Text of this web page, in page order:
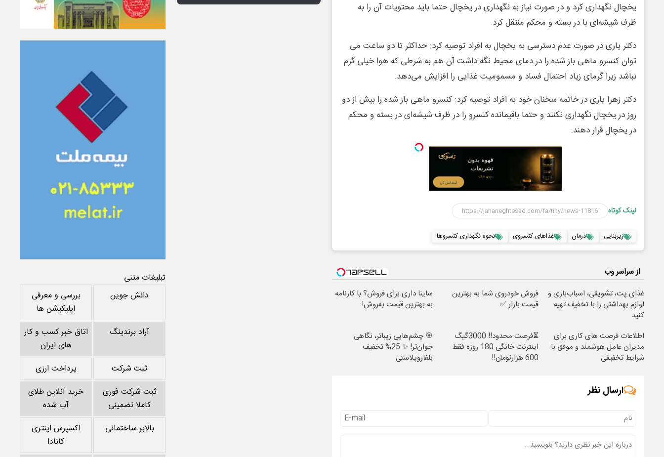
یخچال نگهداری کرد و در صورت نیاز به نگهداری در یخچال حتما باید محتویات آن را به
ظرف شیشه‌ای با در بسته و محکم منتقل کرد.
دکتر یاری در صورت عدم دسترسی به یخچال به افراد توصیه کرد: حداکثر تا دو ساعت می
توان کنسرو ماهی باز شده را در دمای محیط نگه داشت آن هم به شرطی که هوا خیلی گرم
نباشد زیرا گرمای زیاد احتمال فساد و مسمومیت غذایی را افزایش می‌دهد.
دکتر زهرا یاری در خاتمه سخنان خود به افراد توصیه کرد: کنسرو ماهی باز شده را بیش از دو
روز در یخچال نگهداری نکنند و حتما باقیمانده کنسرو را در ظرف شیشه‌ای در بسته و محکم
در یخچال قرار دهند.
لینک کوتاه
زیربنایی درمان غذاهای کنسروی نحوه نگهداری کنسروها
از سراسر وب
غذای پت، تشویقی، اسباب‌بازی و
لوازم بهداشتی را با تخفیف تهیه
کنید
فروش خودروی شما به بهترین
قیمت بازار ✅
ساینا داری برای فروش؟ با کارنامه
به بهترین قیمت بفروش!
اطلاعات فرصت های کاری برای
مدیران عامل هوشمند و موفق با
شرایط تخفیفی
⏳فرصت محدود!! 3000گیگ
اینترنت خانگی 180 روزه فقط
600 هزارتومان!!
🎯 چشم‌هایی زیباتر، نگاهی
جوان‌تر! ✨ 25% تخفیف
بلفاروپلاستی
ارسال نظر
تبلیغات متنی
دانش جوین
بررسی و معرفی
اپلیکیشن ها
آراد برندینگ
اتاق خبر کسب و کار
های ایران
ثبت شرکت
پرداخت ارزی
ثبت شرکت فوری
کاملا تضمینی
خرید آنلاین طلای
آب شده
بالابر ساختمانی
اکسپرس اینتری
کانادا